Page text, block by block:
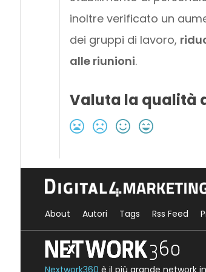
inoltre verificato un
dei gruppi di lavoro,
alle riunioni.
Valuta la qualità
About Autori Tags Rss Feed
Nextwork360 è il più grande network